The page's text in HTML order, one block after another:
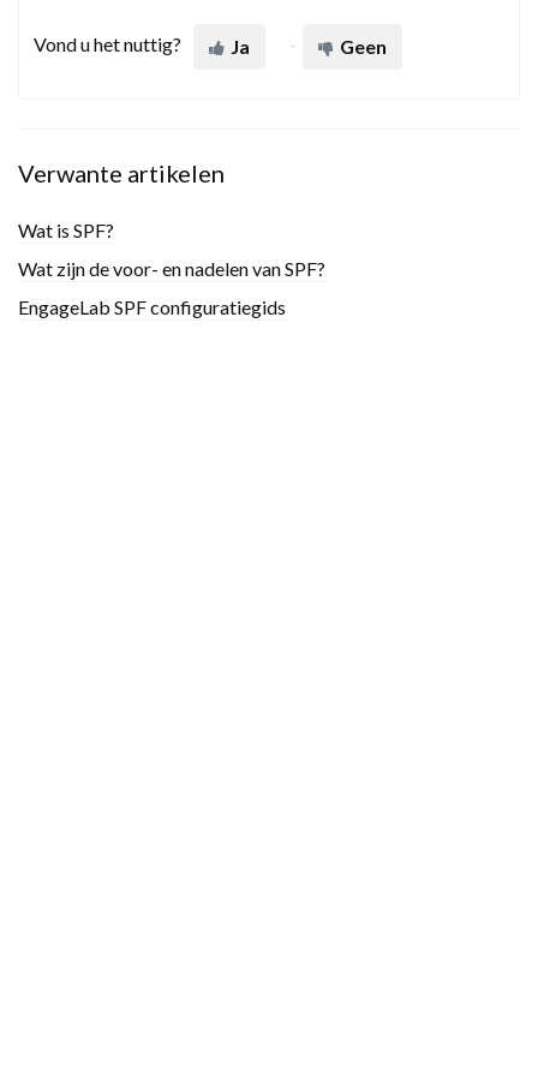
Vond u het nuttig? Ja Geen
Verwante artikelen
Wat is SPF?
Wat zijn de voor- en nadelen van SPF?
EngageLab SPF configuratiegids